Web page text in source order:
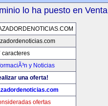
lo ha puesto en Venta
caracteres
y Noticias
una oferta!
ofertas